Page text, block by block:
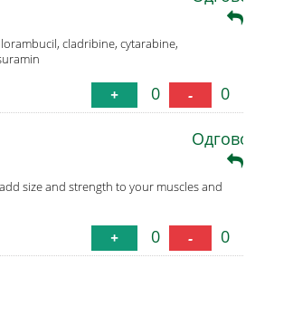
cladribine, cytarabine,
+ 0 - 0
Одговори
size and strength to your muscles and
+ 0 - 0